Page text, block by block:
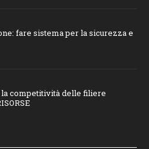
fare sistema per la sicurezza e
competitività delle filiere